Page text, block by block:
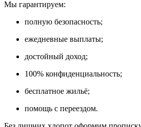
Мы гарантируем:
полную безопасность;
ежедневные выплаты;
достойный доход;
100% конфиденциальность;
бесплатное жильё;
помощь с переездом.